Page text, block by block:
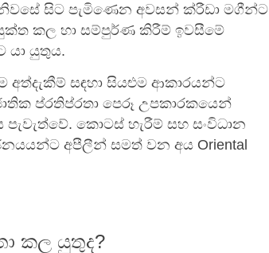
සිට පැමිණෙන අවසන් ක්රීඩා මගීන්ට
කල හා සම්පුර්ණ කිරීම් ඉවසීමේ
යා යුතුය.
අත්දැකීම් සඳහා සියළුම ආකාරයන්ට
ප්රතිප්රතා පෙරූ උපකාරකයෙන්
කොටස් හැරීම් සහ සංවිධාන
අපීලීන් සමත් වන අය Oriental
කල යුතුද?